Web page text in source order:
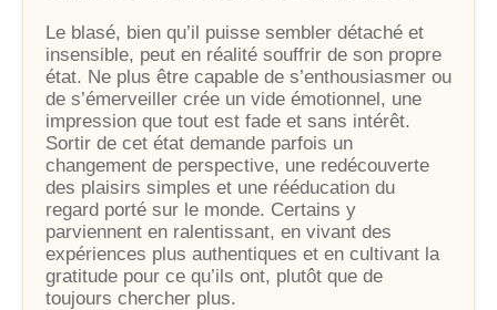
Le blasé, bien qu’il puisse sembler détaché et
insensible, peut en réalité souffrir de son propre
état. Ne plus être capable de s’enthousiasmer ou
de s’émerveiller crée un vide émotionnel, une
impression que tout est fade et sans intérêt.
Sortir de cet état demande parfois un
changement de perspective, une redécouverte
des plaisirs simples et une rééducation du
regard porté sur le monde. Certains y
parviennent en ralentissant, en vivant des
expériences plus authentiques et en cultivant la
gratitude pour ce qu’ils ont, plutôt que de
toujours chercher plus.